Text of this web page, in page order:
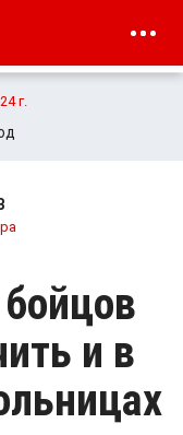
г.
и в